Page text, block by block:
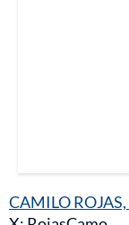
CAMILO ROJAS,